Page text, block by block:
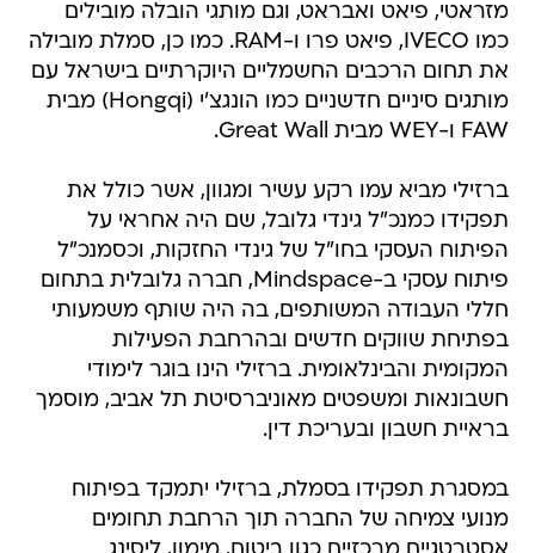
מזראטי, פיאט ואבראט, וגם מותגי הובלה מובילים
כמו IVECO, פיאט פרו ו-RAM. כמו כן, סמלת מובילה
את תחום הרכבים החשמליים היוקרתיים בישראל עם
מותגים סיניים חדשניים כמו הונגצ'י (Hongqi) מבית
FAW ו-WEY מבית Great Wall.
ברזילי מביא עמו רקע עשיר ומגוון, אשר כולל את
תפקידו כמנכ"ל גינדי גלובל, שם היה אחראי על
הפיתוח העסקי בחו"ל של גינדי החזקות, וכסמנכ"ל
פיתוח עסקי ב-Mindspace, חברה גלובלית בתחום
חללי העבודה המשותפים, בה היה שותף משמעותי
בפתיחת שווקים חדשים ובהרחבת הפעילות
המקומית והבינלאומית. ברזילי הינו בוגר לימודי
חשבונאות ומשפטים מאוניברסיטת תל אביב, מוסמך
בראיית חשבון ובעריכת דין.
במסגרת תפקידו בסמלת, ברזילי יתמקד בפיתוח
מנועי צמיחה של החברה תוך הרחבת תחומים